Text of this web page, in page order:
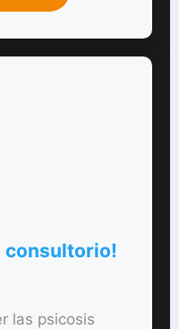
consultorio!
las psicosis